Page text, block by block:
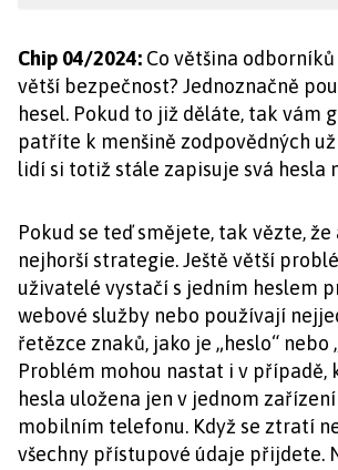
Chip 04/2024: Co většina
větší bezpečnost? Jednoznačně
hesel. Pokud to již děláte, tak vám
patříte k menšině zodpovědných
lidí si totiž stále zapisuje svá hesla
Pokud se teď smějete, tak vězte,
nejhorší strategie. Ještě větší
uživatelé vystačí s jedním heslem
webové služby nebo používají
řetězce znaků, jako je „heslo“ nebo
Problém mohou nastat i v případě,
hesla uložena jen v jednom
mobilním telefonu. Když se ztratí
všechny přístupové údaje přijdete.